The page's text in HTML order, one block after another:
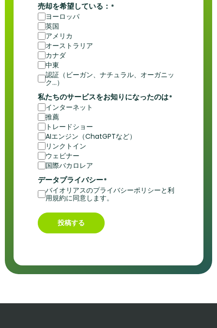
売却を希望している： *
ヨーロッパ
英国
アメリカ
オーストラリア
カナダ
中東
認証（ビーガン、ナチュラル、オーガニッ
ク...）
私たちのサービスをお知りになったのは*
インターネット
推薦
トレードショー
AIエンジン（ChatGPTなど）
リンクトイン
ウェビナー
国際バカロレア
データプライバシー*
バイオリアスのプライバシーポリシーと利
用規約に同意します。
投稿する